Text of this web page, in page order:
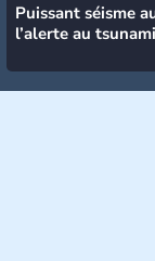
Puissant séisme
l’alerte au tsunami